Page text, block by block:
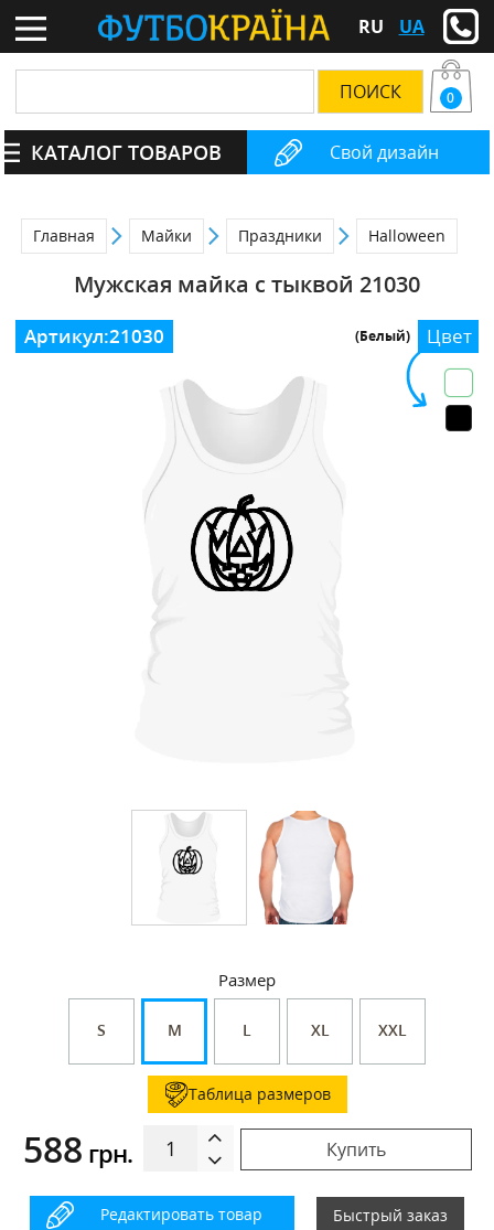
RU UA
Свой дизайн
0
КАТАЛОГ ТОВАРОВ
Главная Майки Праздники Halloween
Мужская майка с тыквой 21030
Цвет
(Белый)
Размер
S M L XL XXL
Таблица размеров
588 грн. Купить
Редактировать товар Быстрый заказ
Артикул:21030